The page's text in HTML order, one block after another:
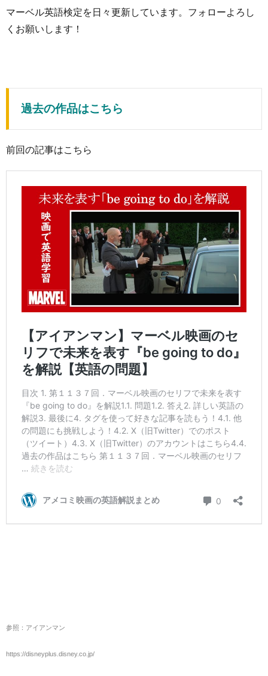
マーベル英語検定を日々更新しています。フォローよろし
くお願いします！
過去の作品はこちら
前回の記事はこちら
参照：アイアンマン
https://disneyplus.disney.co.jp/